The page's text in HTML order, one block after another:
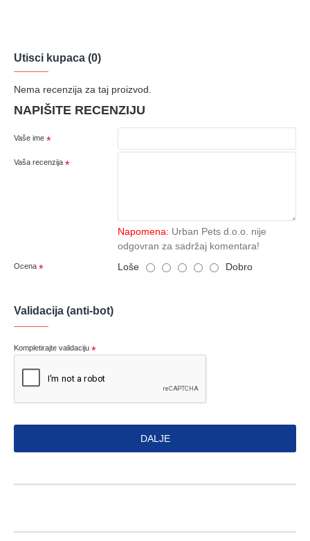
Utisci kupaca (0)
Nema recenzija za taj proizvod.
NAPIŠITE RECENZIJU
Vaše ime
Vaša recenzija
Napomena: Urban Pets d.o.o. nije
odgovran za sadržaj komentara!
Ocena Loše Dobro
Validacija (anti-bot)
Kompletirajte validaciju
DALJE